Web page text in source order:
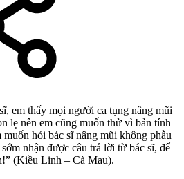
em thấy mọi người ca tụng nâng mũi
lẹ nên em cũng muốn thử vì bản tính
hỏi bác sĩ nâng mũi không phẫu
nhận được câu trả lời từ bác sĩ, để
(Kiều Linh – Cà Mau).